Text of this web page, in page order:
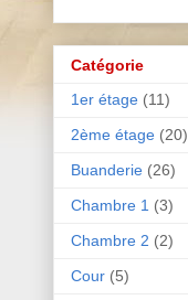
Catégorie
1er étage (11)
2ème étage (20)
Buanderie (26)
Chambre 1 (3)
Chambre 2 (2)
Cour (5)